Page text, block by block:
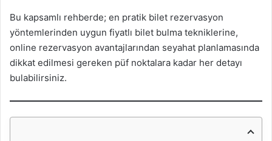
Bu kapsamlı rehberde; en pratik bilet rezervasyon
yöntemlerinden uygun fiyatlı bilet bulma tekniklerine,
online rezervasyon avantajlarından seyahat planlamasında
dikkat edilmesi gereken püf noktalara kadar her detayı
bulabilirsiniz.